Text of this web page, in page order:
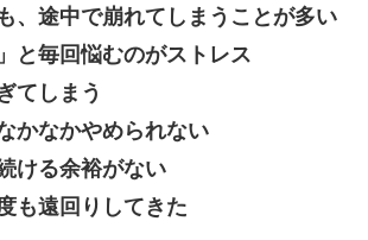
、途中で崩れてしまうことが多い
と毎回悩むのがストレス
てしまう
かなかやめられない
ける余裕がない
も遠回りしてきた